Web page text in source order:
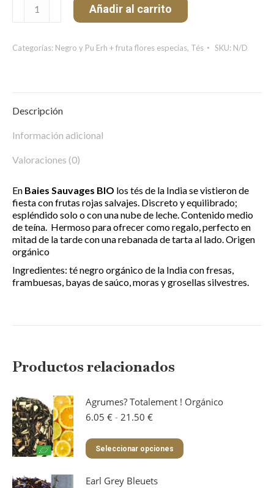
sauvages
Bio
Añadir al carrito
Categorías: Negro y Pu Erh + fruta flores especias, Tés SKU: N/D
Descripción
Información adicional
Valoraciones (0)
En Baies Sauvages BIO los tés de la India se vistieron de
fiesta con frutas rojas salvajes. Discreto y equilibrado;
espléndido solo o con una nube de leche. Contenido medio
de teína. Hermoso para ofrecer como regalo, perfecto en
mitad de la tarde con una rebanada de tarta al lado. Origen
orgánico
Ingredientes: té negro orgánico de la India con fresas,
frambuesas, bayas de saúco, moras y grosellas silvestres.
Productos relacionados
Agrumes? Totalement ! Orgánico
6.05 € - 21.50 €Rango
precios:
desde
hasta
Seleccionar opciones
Este
producto
Earl Grey Bleuets